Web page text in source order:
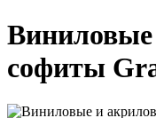
софиты